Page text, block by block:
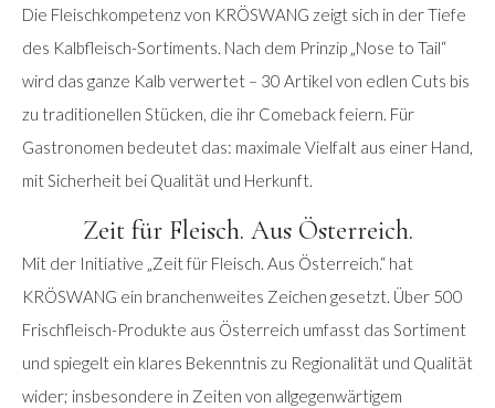
Die Fleischkompetenz von KRÖSWANG zeigt sich in der Tiefe
des Kalbfleisch-Sortiments. Nach dem Prinzip „Nose to Tail“
wird das ganze Kalb verwertet – 30 Artikel von edlen Cuts bis
zu traditionellen Stücken, die ihr Comeback feiern. Für
Gastronomen bedeutet das: maximale Vielfalt aus einer Hand,
mit Sicherheit bei Qualität und Herkunft.
Zeit für Fleisch. Aus Österreich.
Mit der Initiative „Zeit für Fleisch. Aus Österreich.“ hat
KRÖSWANG ein branchenweites Zeichen gesetzt. Über 500
Frischfleisch-Produkte aus Österreich umfasst das Sortiment
und spiegelt ein klares Bekenntnis zu Regionalität und Qualität
wider; insbesondere in Zeiten von allgegenwärtigem